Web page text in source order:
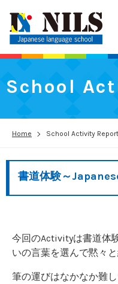
School
Home School Activity Report
書道体験～
今回のActivityは書道体
いの言葉を選んで黙々
筆の運びはなかなか難